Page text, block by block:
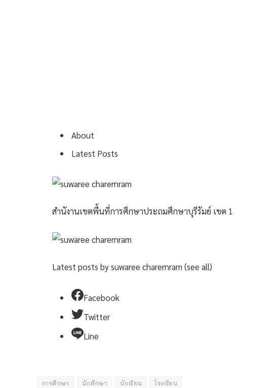
About
Latest Posts
สำนังานเขตพื้นที่การศึกษาประถมศึกษาบุรีรัมย์ เขต 1
Latest posts by suwaree charernram (see all)
Facebook
Twitter
Line
การศึกษา นักศึกษา นักเรียน โรงเรียน